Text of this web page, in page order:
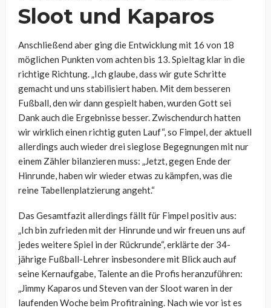
Sloot und Kaparos
Anschließend aber ging die Entwicklung mit 16 von 18
möglichen Punkten vom achten bis 13. Spieltag klar in die
richtige Richtung. „Ich glaube, dass wir gute Schritte
gemacht und uns stabilisiert haben. Mit dem besseren
Fußball, den wir dann gespielt haben, wurden Gott sei
Dank auch die Ergebnisse besser. Zwischendurch hatten
wir wirklich einen richtig guten Lauf“, so Fimpel, der aktuell
allerdings auch wieder drei sieglose Begegnungen mit nur
einem Zähler bilanzieren muss: „Jetzt, gegen Ende der
Hinrunde, haben wir wieder etwas zu kämpfen, was die
reine Tabellenplatzierung angeht.“
Das Gesamtfazit allerdings fällt für Fimpel positiv aus:
„Ich bin zufrieden mit der Hinrunde und wir freuen uns auf
jedes weitere Spiel in der Rückrunde“, erklärte der 34-
jährige Fußball-Lehrer insbesondere mit Blick auch auf
seine Kernaufgabe, Talente an die Profis heranzuführen:
„Jimmy Kaparos und Steven van der Sloot waren in der
laufenden Woche beim Profitraining. Nach wie vor ist es